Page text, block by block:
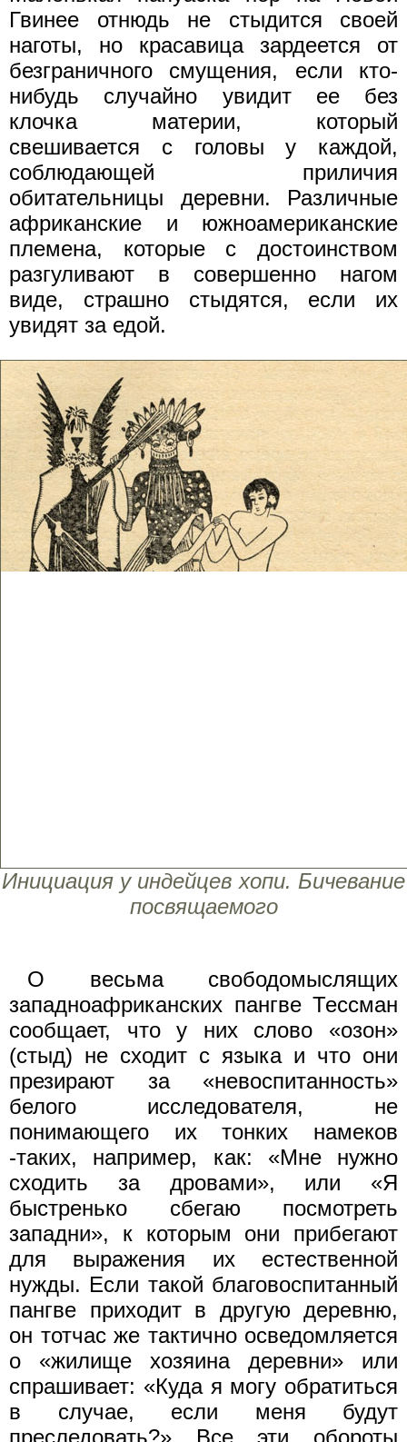
Гвинее отнюдь не стыдится своей
наготы, но красавица зардеется от
безграничного смущения, если кто-
нибудь случайно увидит ее без
клочка материи, который
свешивается с головы у каждой,
соблюдающей приличия
обитательницы деревни. Различные
африканские и южноамериканские
племена, которые с достоинством
разгуливают в совершенно нагом
виде, страшно стыдятся, если их
увидят за едой.
Инициация у индейцев хопи. Бичевание
посвящаемого
О весьма свободомыслящих
западноафриканских пангве Тессман
сообщает, что у них слово «озон»
(стыд) не сходит с языка и что они
презирают за «невоспитанность»
белого исследователя, не
понимающего их тонких намеков
-таких, например, как: «Мне нужно
сходить за дровами», или «Я
быстренько сбегаю посмотреть
западни», к которым они прибегают
для выражения их естественной
нужды. Если такой благовоспитанный
пангве приходит в другую деревню,
он тотчас же тактично осведомляется
о «жилище хозяина деревни» или
спрашивает: «Куда я могу обратиться
в случае, если меня будут
преследовать?» Все эти обороты